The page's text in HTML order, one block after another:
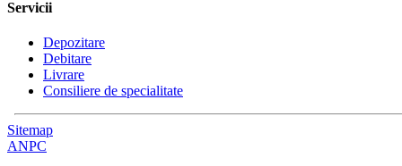
Servicii
Depozitare
Debitare
Livrare
Consiliere de specialitate
Sitemap
ANPC